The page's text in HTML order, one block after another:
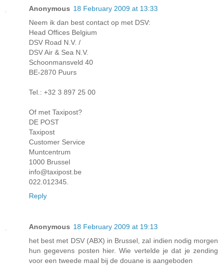
Anonymous 18 February 2009 at 13:33
Neem ik dan best contact op met DSV:
Head Offices Belgium
DSV Road N.V. /
DSV Air & Sea N.V.
Schoonmansveld 40
BE-2870 Puurs
Tel.: +32 3 897 25 00
Of met Taxipost?
DE POST
Taxipost
Customer Service
Muntcentrum
1000 Brussel
info@taxipost.be
022.012345.
Reply
Anonymous 18 February 2009 at 19:13
het best met DSV (ABX) in Brussel, zal indien nodig morgen
hun gegevens posten hier. Wie vertelde je dat je zending
voor een tweede maal bij de douane is aangeboden